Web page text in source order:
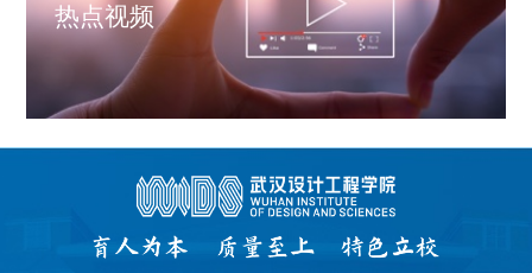
热点视频